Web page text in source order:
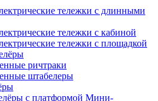
тележки с длинными
тележки с кабиной
тележки с площадкой
ричтраки
штабелеры
Мини-